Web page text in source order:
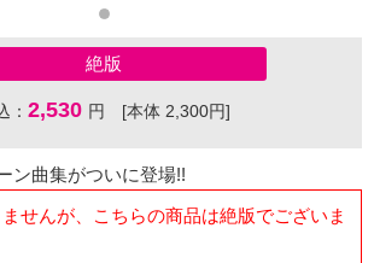
絶版
： 2,530 円 [本体 2,300円]
ン曲集がついに登場!!
せんが、こちらの商品は絶版でございま